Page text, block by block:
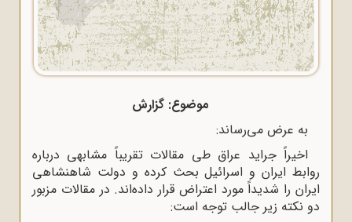
موضوع: گزارش
به عرض می‌رساند:
اخیراً جراید عراق طی مقالات تقریباً مشابهی درباره
روابط ایران و اسرائیل بحث کرده و دولت شاهنشاهی
ایران را شدیداً مورد اعتراض قرار داده‌اند. در مقالات مزبور
دو نکته زیر جالب توجه است: